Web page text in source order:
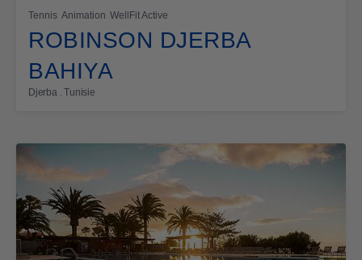
Tennis Animation WellFit Active
ROBINSON DJERBA
BAHIYA
Djerba . Tunisie